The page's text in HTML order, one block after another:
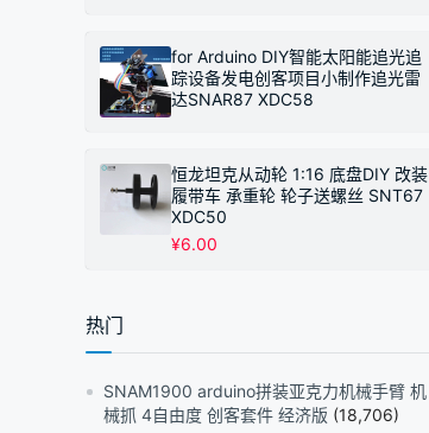
for Arduino DIY智能太阳能追光追
踪设备发电创客项目小制作追光雷
达SNAR87 XDC58
恒龙坦克从动轮 1:16 底盘DIY 改装
履带车 承重轮 轮子送螺丝 SNT67
XDC50
¥6.00
热门
SNAM1900 arduino拼装亚克力机械手臂 机
械抓 4自由度 创客套件 经济版 (18,706)